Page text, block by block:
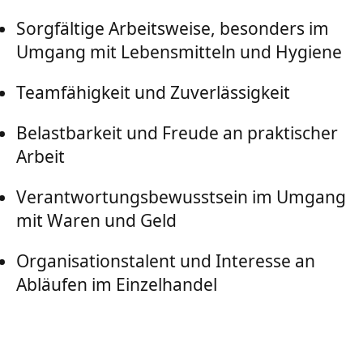
Sorgfältige Arbeitsweise, besonders im
Umgang mit Lebensmitteln und Hygiene
Teamfähigkeit und Zuverlässigkeit
Belastbarkeit und Freude an praktischer
Arbeit
Verantwortungsbewusstsein im Umgang
mit Waren und Geld
Organisationstalent und Interesse an
Abläufen im Einzelhandel